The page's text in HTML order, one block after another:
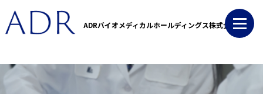
ADRバイオメディカルホールディングス株式会社